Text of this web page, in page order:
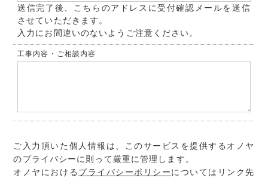
送信完了後、こちらのアドレスに受付確認メールを送信
させていただきます。
入力にお間違いのないようご注意ください。
工事内容・ご相談内容
ご入力頂いた個人情報は、このサービスを提供するオノヤ
のプライバシーに則って厳重に管理します。
オノヤにおける プライバシーポリシーについてはリンク先